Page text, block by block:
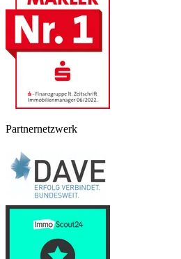
Partnernetzwerk